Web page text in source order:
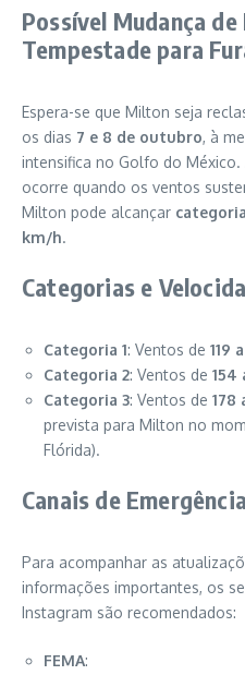
Possível Mudança de
Tempestade para
Espera-se que Milton seja
os dias 7 e 8 de outubro, à
intensifica no Golfo do
ocorre quando os ventos
Milton pode alcançar
km/h.
Categorias e
Categoria 1: Ventos de 119
Categoria 2: Ventos de 154
Categoria 3: Ventos de 178
prevista para Milton no
Flórida).
Canais de Emergência
Para acompanhar as
informações importantes, os
Instagram são recomendados:
FEMA: